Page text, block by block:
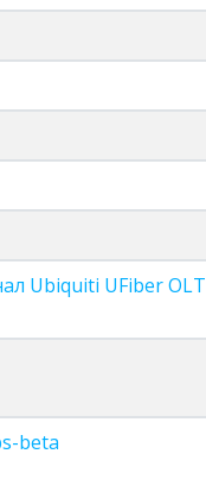
Ubiquiti UFiber OLT
beta